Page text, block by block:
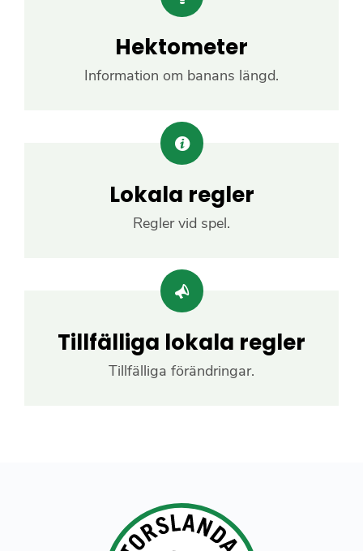
Hektometer
Information om banans längd.
Lokala regler
Regler vid spel.
Tillfälliga lokala regler
Tillfälliga förändringar.